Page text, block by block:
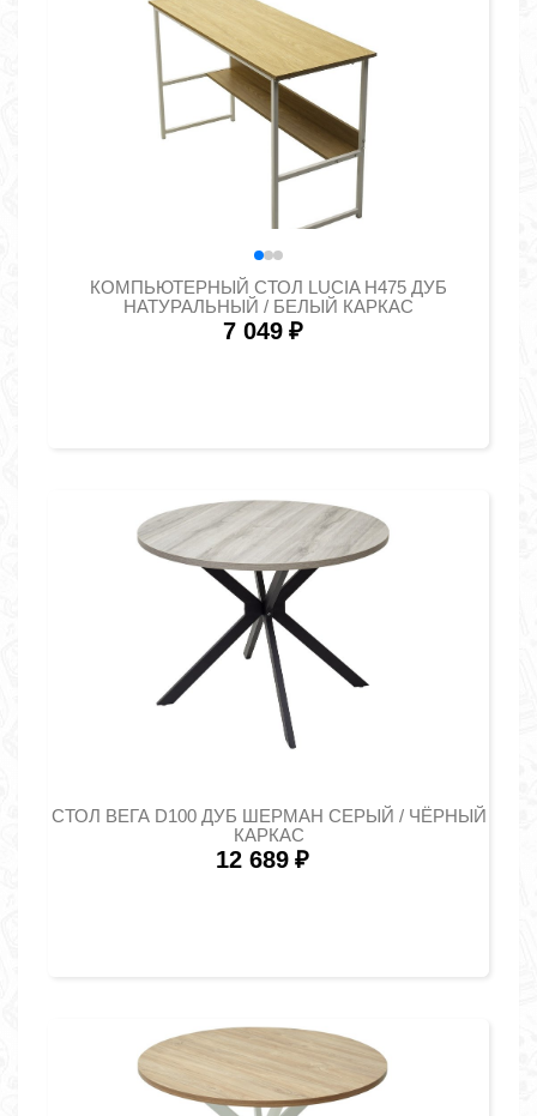
КОМПЬЮТЕРНЫЙ СТОЛ LUCIA H475 ДУБ
НАТУРАЛЬНЫЙ / БЕЛЫЙ КАРКАС
7 049 ₽
СТОЛ ВЕГА D100 ДУБ ШЕРМАН СЕРЫЙ / ЧЁРНЫЙ
КАРКАС
12 689 ₽